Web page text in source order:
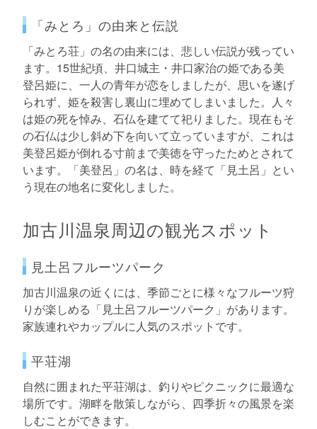
「みとろ」の由来と伝説
「みとろ荘」の名の由来には、悲しい伝説が残ってい
ます。15世紀頃、井口城主・井口家治の姫である美
登呂姫に、一人の青年が恋をしましたが、思いを遂げ
られず、姫を殺害し裏山に埋めてしまいました。人々
は姫の死を悼み、石仏を建てて祀りました。現在もそ
の石仏は少し斜め下を向いて立っていますが、これは
美登呂姫が倒れる寸前まで美徳を守ったためとされて
います。「美登呂」の名は、時を経て「見土呂」とい
う現在の地名に変化しました。
加古川温泉周辺の観光スポット
見土呂フルーツパーク
加古川温泉の近くには、季節ごとに様々なフルーツ狩
りが楽しめる「見土呂フルーツパーク」があります。
家族連れやカップルに人気のスポットです。
平荘湖
自然に囲まれた平荘湖は、釣りやピクニックに最適な
場所です。湖畔を散策しながら、四季折々の風景を楽
しむことができます。